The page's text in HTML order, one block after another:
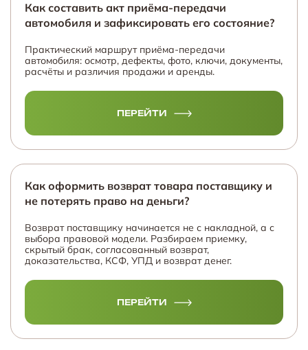
Как составить акт приёма-передачи
автомобиля и зафиксировать его состояние?
Практический маршрут приёма-передачи
автомобиля: осмотр, дефекты, фото, ключи, документы,
расчёты и различия продажи и аренды.
ПЕРЕЙТИ
Как оформить возврат товара поставщику и
не потерять право на деньги?
Возврат поставщику начинается не с накладной, а с
выбора правовой модели. Разбираем приемку,
скрытый брак, согласованный возврат,
доказательства, КСФ, УПД и возврат денег.
ПЕРЕЙТИ